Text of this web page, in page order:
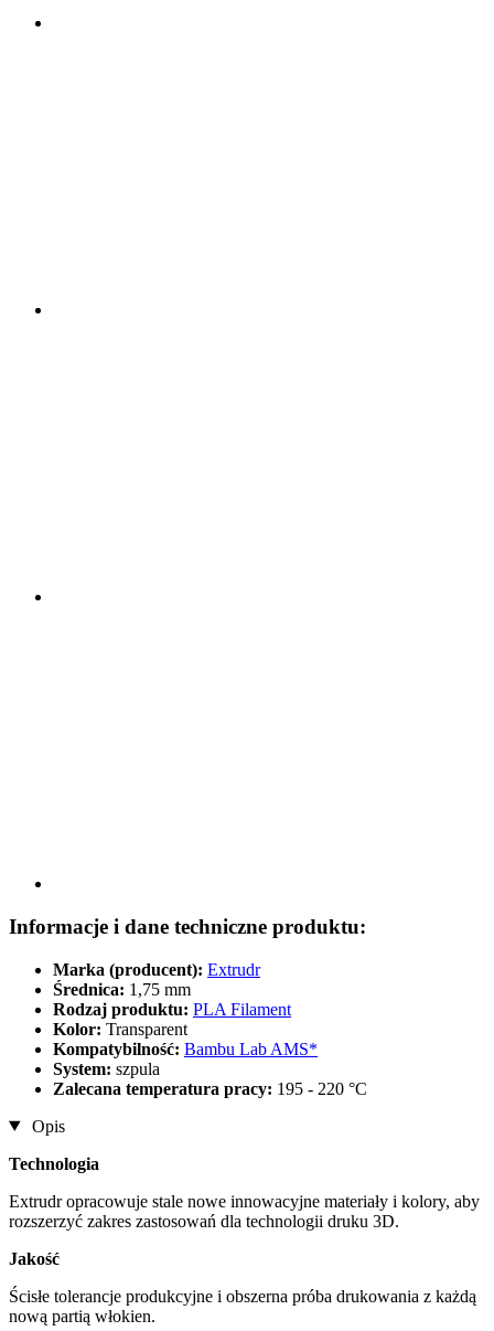
Informacje i dane techniczne produktu:
Marka (producent): Extrudr
Średnica: 1,75 mm
Rodzaj produktu: PLA Filament
Kolor: Transparent
Kompatybilność: Bambu Lab AMS*
System: szpula
Zalecana temperatura pracy: 195 - 220 °C
Opis
Technologia
Extrudr opracowuje stale nowe innowacyjne materiały i kolory, aby
rozszerzyć zakres zastosowań dla technologii druku 3D.
Jakość
Ścisłe tolerancje produkcyjne i obszerna próba drukowania z każdą
nową partią włokien.